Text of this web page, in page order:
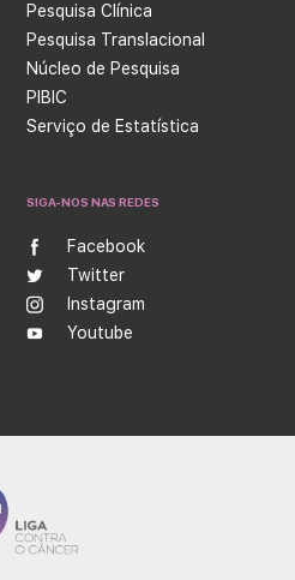
Pesquisa Clínica
Pesquisa Translacional
Núcleo de Pesquisa
PIBIC
Serviço de Estatística
SIGA-NOS NAS REDES
Facebook
Twitter
Instagram
Youtube